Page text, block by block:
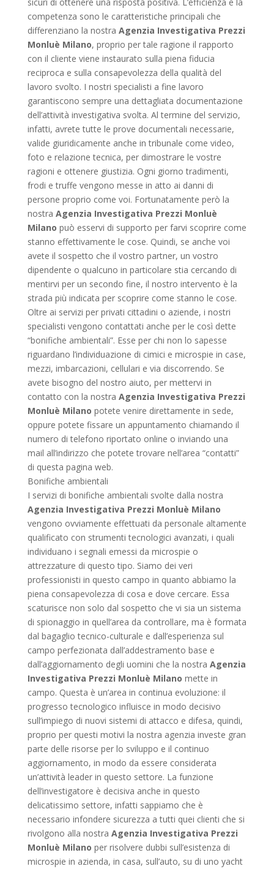
competenza sono le caratteristiche principali che
differenziano la nostra Agenzia Investigativa Prezzi
Monluè Milano, proprio per tale ragione il rapporto
con il cliente viene instaurato sulla piena fiducia
reciproca e sulla consapevolezza della qualità del
lavoro svolto. I nostri specialisti a fine lavoro
garantiscono sempre una dettagliata documentazione
dell’attività investigativa svolta. Al termine del servizio,
infatti, avrete tutte le prove documentali necessarie,
valide giuridicamente anche in tribunale come video,
foto e relazione tecnica, per dimostrare le vostre
ragioni e ottenere giustizia. Ogni giorno tradimenti,
frodi e truffe vengono messe in atto ai danni di
persone proprio come voi. Fortunatamente però la
nostra Agenzia Investigativa Prezzi Monluè
Milano può esservi di supporto per farvi scoprire come
stanno effettivamente le cose. Quindi, se anche voi
avete il sospetto che il vostro partner, un vostro
dipendente o qualcuno in particolare stia cercando di
mentirvi per un secondo fine, il nostro intervento è la
strada più indicata per scoprire come stanno le cose.
Oltre ai servizi per privati cittadini o aziende, i nostri
specialisti vengono contattati anche per le così dette
“bonifiche ambientali”. Esse per chi non lo sapesse
riguardano l’individuazione di cimici e microspie in case,
mezzi, imbarcazioni, cellulari e via discorrendo. Se
avete bisogno del nostro aiuto, per mettervi in
contatto con la nostra Agenzia Investigativa Prezzi
Monluè Milano potete venire direttamente in sede,
oppure potete fissare un appuntamento chiamando il
numero di telefono riportato online o inviando una
mail all’indirizzo che potete trovare nell’area “contatti”
di questa pagina web.
Bonifiche ambientali
I servizi di bonifiche ambientali svolte dalla nostra
Agenzia Investigativa Prezzi Monluè Milano
vengono ovviamente effettuati da personale altamente
qualificato con strumenti tecnologici avanzati, i quali
individuano i segnali emessi da microspie o
attrezzature di questo tipo. Siamo dei veri
professionisti in questo campo in quanto abbiamo la
piena consapevolezza di cosa e dove cercare. Essa
scaturisce non solo dal sospetto che vi sia un sistema
di spionaggio in quell’area da controllare, ma è formata
dal bagaglio tecnico-culturale e dall’esperienza sul
campo perfezionata dall’addestramento base e
dall’aggiornamento degli uomini che la nostra Agenzia
Investigativa Prezzi Monluè Milano mette in
campo. Questa è un’area in continua evoluzione: il
progresso tecnologico influisce in modo decisivo
sull’impiego di nuovi sistemi di attacco e difesa, quindi,
proprio per questi motivi la nostra agenzia investe gran
parte delle risorse per lo sviluppo e il continuo
aggiornamento, in modo da essere considerata
un’attività leader in questo settore. La funzione
dell’investigatore è decisiva anche in questo
delicatissimo settore, infatti sappiamo che è
necessario infondere sicurezza a tutti quei clienti che si
rivolgono alla nostra Agenzia Investigativa Prezzi
Monluè Milano per risolvere dubbi sull’esistenza di
microspie in azienda, in casa, sull’auto, su di uno yacht